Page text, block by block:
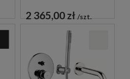
PRYSZNICOWY Z
WYLEWKĄ
2 365,00 zł szt.